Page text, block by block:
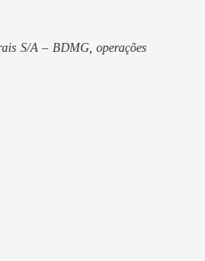
S/A – BDMG, operações